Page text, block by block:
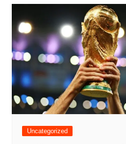
Uncategorized